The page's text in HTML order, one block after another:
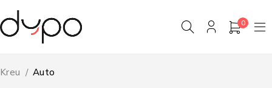
0
Kreu / Auto